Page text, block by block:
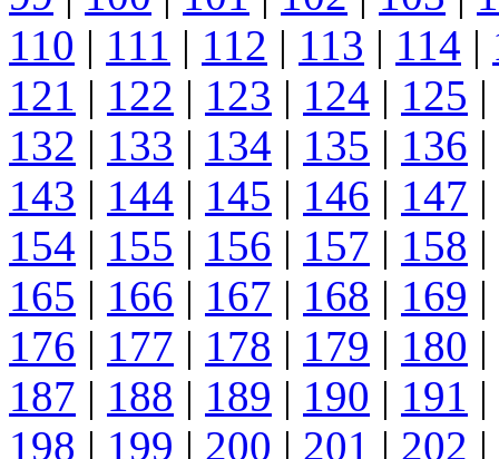
110 | 111 | 112 | 113 | 114 |
121 | 122 | 123 | 124 | 125 |
132 | 133 | 134 | 135 | 136 |
143 | 144 | 145 | 146 | 147 |
154 | 155 | 156 | 157 | 158 |
165 | 166 | 167 | 168 | 169 |
176 | 177 | 178 | 179 | 180 |
187 | 188 | 189 | 190 | 191 |
198 | 199 | 200 | 201 | 202 |